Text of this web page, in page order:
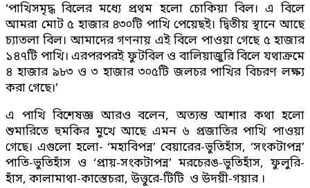
‘পাখিসমৃদ্ধ বিলের মধ্যে প্রথম হলো চোকিয়া বিল। এ বিলে
আমরা মোট ৫ হাজার ৪৩০টি পাখি পেয়েছই। দ্বিতীয় স্থানে আছে
চ্যাতলা বিল। আমাদের গণনায় এই বিলে পাওয়া গেছে ৫ হাজার
১৪৭টি পাখি। এরপরপরই ফুটবিল ও বালিয়াজুরি বিলে যথাক্রমে
৪ হাজার ৯৮৩ ও ৩ হাজার ৩০৫টি জলচর পাখির বিচরণ লক্ষ্য
করা গেছে।’
এ পাখি বিশেষজ্ঞ আরও বলেন, অত্যন্ত আশার কথা হলো
শুমারিতে হুমকির মুখে আছে এমন ৬ প্রজাতির পাখি পাওয়া
গেছে। এগুলো হলো- ‘মহাবিপন্ন’ বেয়ারের-ভুতিহাঁস, ‘সংকটাপন্ন’
পাতি-ভুতিহাঁস ও ‘প্রায়-সংকটাপন্ন’ মরচেরঙ-ভুতিহাঁস, ফুলুরি-
হাঁস, কালামাথা-কাস্তেচরা, উত্তুরে-টিটি ও উদয়ী-গয়ার ।